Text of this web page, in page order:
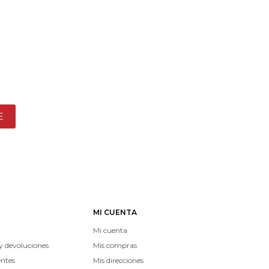
devoluciones
MI CUENTA
Mi cuenta
Mis compras
Mis direcciones